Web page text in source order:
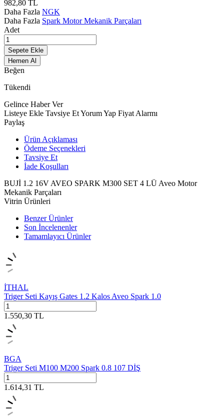
982,80 TL
Daha Fazla NGK
Daha Fazla Spark Motor Mekanik Parçaları
Adet
Sepete Ekle
Hemen Al
Beğen
Tükendi
Gelince Haber Ver
Listeye Ekle Tavsiye EtYorum Yap Fiyat Alarmı
Paylaş
Ürün Açıklaması
Ödeme Seçenekleri
Tavsiye Et
İade Koşulları
BUJİ 1.2 16V AVEO SPARK M300 SET 4 LÜ Aveo Motor
Mekanik Parçaları
Vitrin Ürünleri
Benzer Ürünler
Son İncelenenler
Tamamlayıcı Ürünler
İTHAL
Triger Seti Kayış Gates 1.2 Kalos Aveo Spark 1.0
1.550,30 TL
BGA
Triger Seti M100 M200 Spark 0.8 107 DİŞ
1.614,31 TL